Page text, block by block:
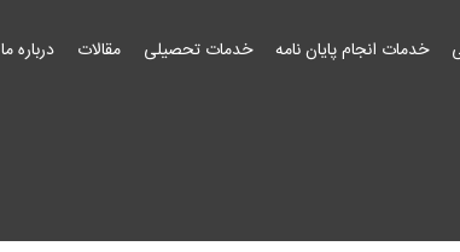
خدمات انجام پایان نامه خدمات تحصیلی مقالات درباره ما